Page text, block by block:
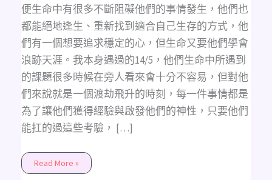
便生命中有很多不斷阻礙他們的事情發生，他們也
都能絕地逢生、重新找到適合自己生存的方式，他
們有一個想要追求穩定的心，但生命又要他們學會
浪跡天涯。我本身遇過的14/5，他們生命中所遇到
的課題很多時候在旁人看來會十分不容易，但對他
們來說就是一個渡劫飛升的時刻，每一件事情都是
為了讓他們獲得經驗與啟發他們的神性，只要他們
能扛的過這些考驗， […]
Read More »